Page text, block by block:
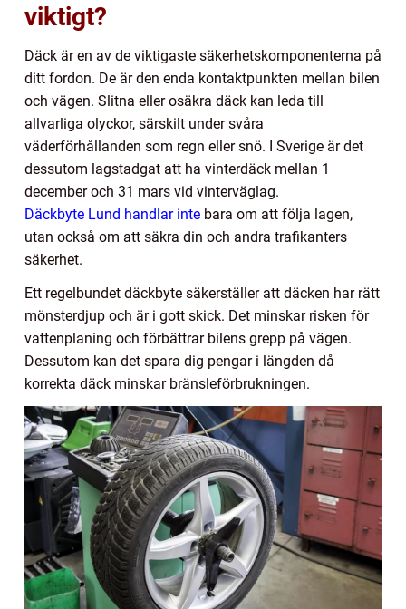
viktigt?
Däck är en av de viktigaste säkerhetskomponenterna på
ditt fordon. De är den enda kontaktpunkten mellan bilen
och vägen. Slitna eller osäkra däck kan leda till
allvarliga olyckor, särskilt under svåra
väderförhållanden som regn eller snö. I Sverige är det
dessutom lagstadgat att ha vinterdäck mellan 1
december och 31 mars vid vinterväglag.
Däckbyte Lund handlar inte bara om att följa lagen,
utan också om att säkra din och andra trafikanters
säkerhet.
Ett regelbundet däckbyte säkerställer att däcken har rätt
mönsterdjup och är i gott skick. Det minskar risken för
vattenplaning och förbättrar bilens grepp på vägen.
Dessutom kan det spara dig pengar i längden då
korrekta däck minskar bränsleförbrukningen.